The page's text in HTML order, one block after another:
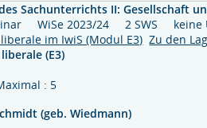
Sachunterrichts II: Gesellschaft
WiSe 2023/24 2 SWS
im IwiS (Modul E3) Zu den
(E3)
: 5
(geb. Wiedmann)